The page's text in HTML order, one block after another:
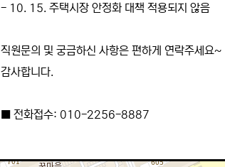
- 10. 15. 주택시장 안정화 대책 적용되지 않음
직원문의 및 궁금하신 사항은 편하게 연락주세요~
감사합니다.
■ 전화접수: 010-2256-8887